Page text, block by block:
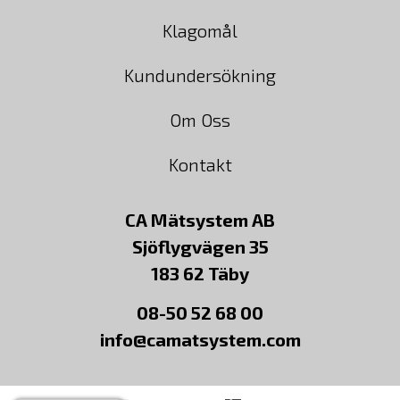
Klagomål
Kundundersökning
Om Oss
Kontakt
CA Mätsystem AB
Sjöflygvägen 35
183 62 Täby
08-50 52 68 00
info@camatsystem.com